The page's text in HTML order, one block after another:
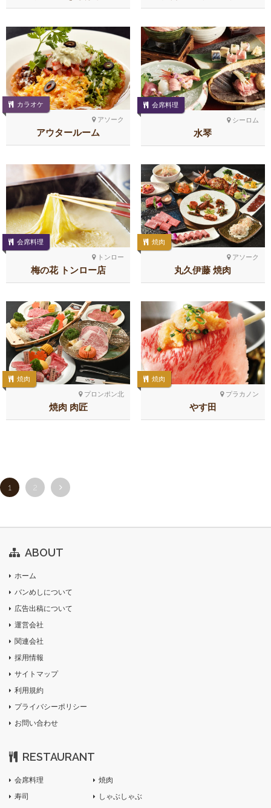
アソーク
カラオケ
アウタールーム
シーロム
会席料理
水琴
トンロー
会席料理
梅の花 トンロー店
アソーク
焼肉
丸久伊藤 焼肉
プロンポン北
焼肉
焼肉 肉匠
プラカノン
焼肉
やす田
1 2
ABOUT
ホーム
バンめしについて
広告出稿について
運営会社
関連会社
採用情報
サイトマップ
利用規約
プライバシーポリシー
お問い合わせ
RESTAURANT
会席料理
寿司
焼肉
しゃぶしゃぶ